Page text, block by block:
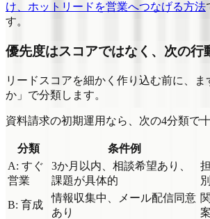
け、ホットリードを営業へつなげる方法
す。
優先度はスコアではなく、次の行
リードスコアを細かく作り込む前に、ま
か」で分類します。
資料請求の初期運用なら、次の4分類で十
分類 条件例
A: すぐ
営業
3か月以内、相談希望あり、
課題が具体的
B: 育成
情報収集中、メール配信同意
あり